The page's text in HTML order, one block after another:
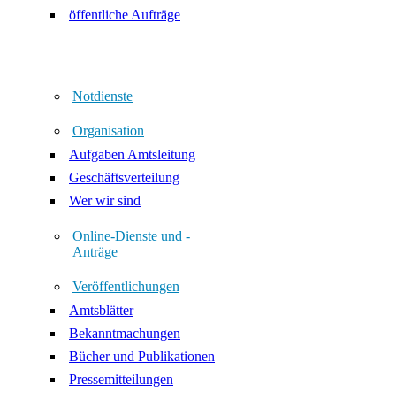
öffentliche Aufträge
Notdienste
Organisation
Aufgaben Amtsleitung
Geschäftsverteilung
Wer wir sind
Online-Dienste und -
Anträge
Veröffentlichungen
Amtsblätter
Bekanntmachungen
Bücher und Publikationen
Pressemitteilungen